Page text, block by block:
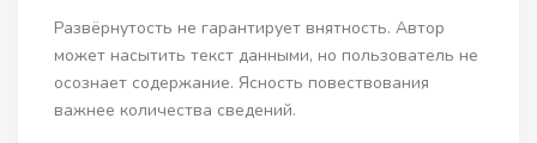
Развёрнутость не гарантирует внятность. Автор
может насытить текст данными, но пользователь не
осознает содержание. Ясность повествования
важнее количества сведений.